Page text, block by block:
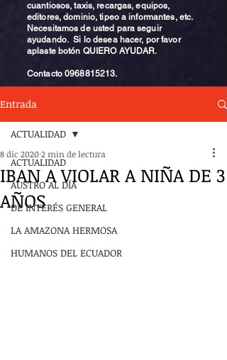
cuantiosos, taxis, recargas, equipos,
editores, dominio, tipeo a informantes, etc.
Necesitamos de usted para seguir
ayudando. Si lo desea hacer, por favor
aplaste botón QUIERO AYUDAR.
Contacto0968815213.
Entrada
ACTUALIDAD
AUSTRO AL DÍA
DE INTERÉS GENERAL
LA AMAZONA HERMOSA
HUMANOS DEL ECUADOR
ACTUALIDAD
IBAN A VIOLAR A NIÑA DE 3
AÑOS
8 dic 20202 min de lectura